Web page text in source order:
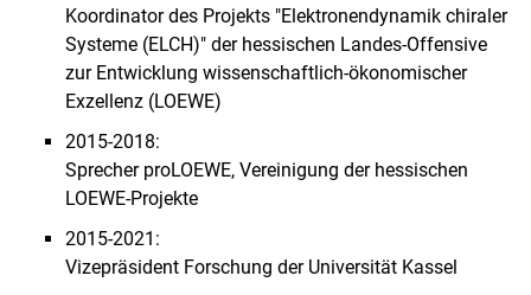
Koordinator des Projekts "Elektronendynamik chiraler
Systeme (ELCH)" der hessischen Landes-Offensive
zur Entwicklung wissenschaftlich-ökonomischer
Exzellenz (LOEWE)
2015-2018:
Sprecher proLOEWE, Vereinigung der hessischen
LOEWE-Projekte
2015-2021:
Vizepräsident Forschung der Universität Kassel